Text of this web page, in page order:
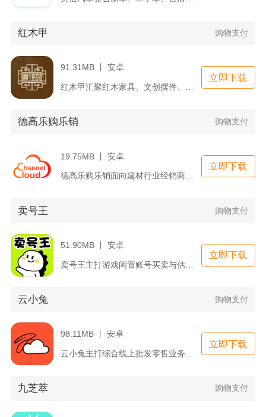
红木甲 购物支付
91.31MB 丨 安卓
立即下载
德高乐购乐销 购物支付
19.75MB 丨 安卓
德高乐购乐销面向建材行业经销商打造移动端进销下单工具，覆盖瓷...
立即下载
卖号王 购物支付
51.90MB 丨 安卓
卖号王主打游戏闲置账号买卖与估价回收，覆盖手游、端游、Ste...
立即下载
云小兔 购物支付
98.11MB 丨 安卓
立即下载
九芝萃 购物支付